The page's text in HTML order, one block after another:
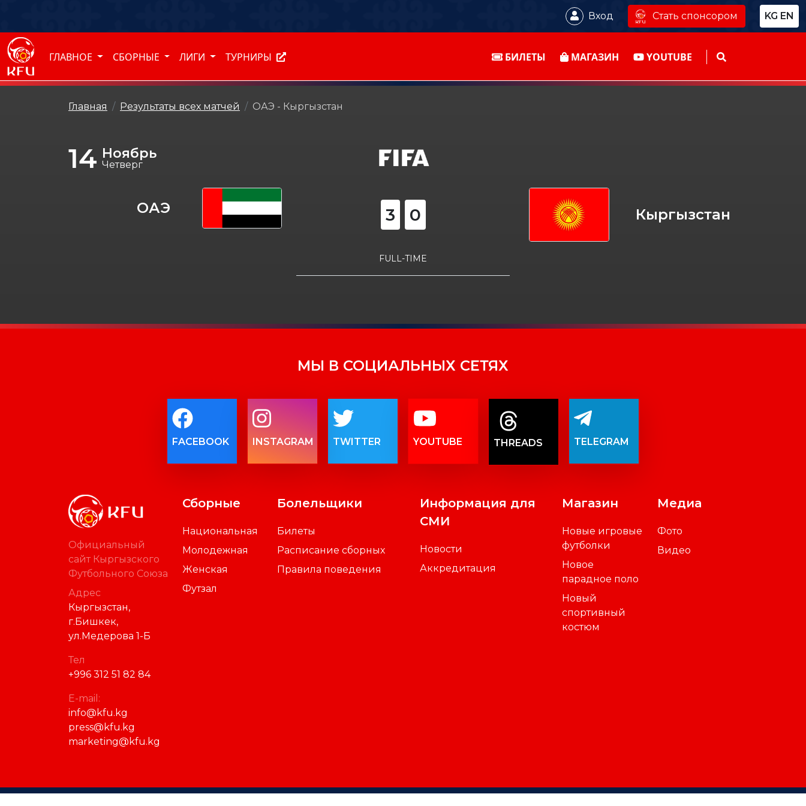
Вход Стать спонсором KG EN
ГЛАВНОЕ СБОРНЫЕ ЛИГИ ТУРНИРЫ БИЛЕТЫ МАГАЗИН YOUTUBE
Главная Результаты всех матчей ОАЭ - Кыргызстан
14 Ноябрь
Четверг
ОАЭ 3 0 Кыргызстан
FULL-TIME
МЫ В СОЦИАЛЬНЫХ СЕТЯХ
FACEBOOK INSTAGRAM TWITTER YOUTUBE THREADS TELEGRAM
Официальный
сайт Кыргызского
Футбольного Союза
Адрес
Кыргызстан,
г.Бишкек,
ул.Медерова 1-Б
Тел
+996 312 51 82 84
E-mail:
info@kfu.kg
press@kfu.kg
marketing@kfu.kg
Сборные
Национальная
Молодежная
Женская
Футзал
Болельщики
Билеты
Расписание сборных
Правила поведения
Информация для
СМИ
Новости
Аккредитация
Магазин
Новые игровые
футболки
Новое
парадное поло
Новый
спортивный
костюм
Медиа
Фото
Видео